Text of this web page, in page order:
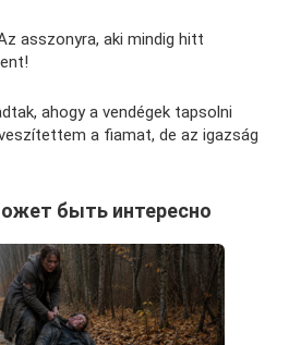
asszonyra, aki mindig hitt
ahogy a vendégek tapsolni
a fiamat, de az igazság
быть интересно